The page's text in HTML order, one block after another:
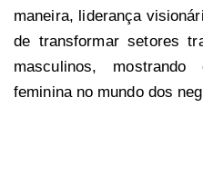
maneira, liderança
de transformar setores
masculinos,
feminina no mundo dos